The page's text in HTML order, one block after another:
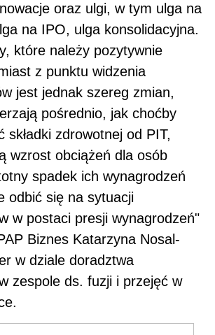
oraz ulgi, w tym ulga na
na IPO, ulga konsolidacyjna.
które należy pozytywnie
z punktu widzenia
jest jednak szereg zmian,
pośrednio, jak choćby
składki zdrowotnej od PIT,
wzrost obciążeń dla osób
spadek ich wynagrodzeń
odbić się na sytuacji
w postaci presji wynagrodzeń"
Biznes Katarzyna Nosal-
w dziale doradztwa
zespole ds. fuzji i przejęć w